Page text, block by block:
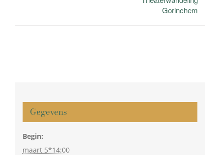
Gorinchem
Gegevens
Begin:
maart 5*14:00